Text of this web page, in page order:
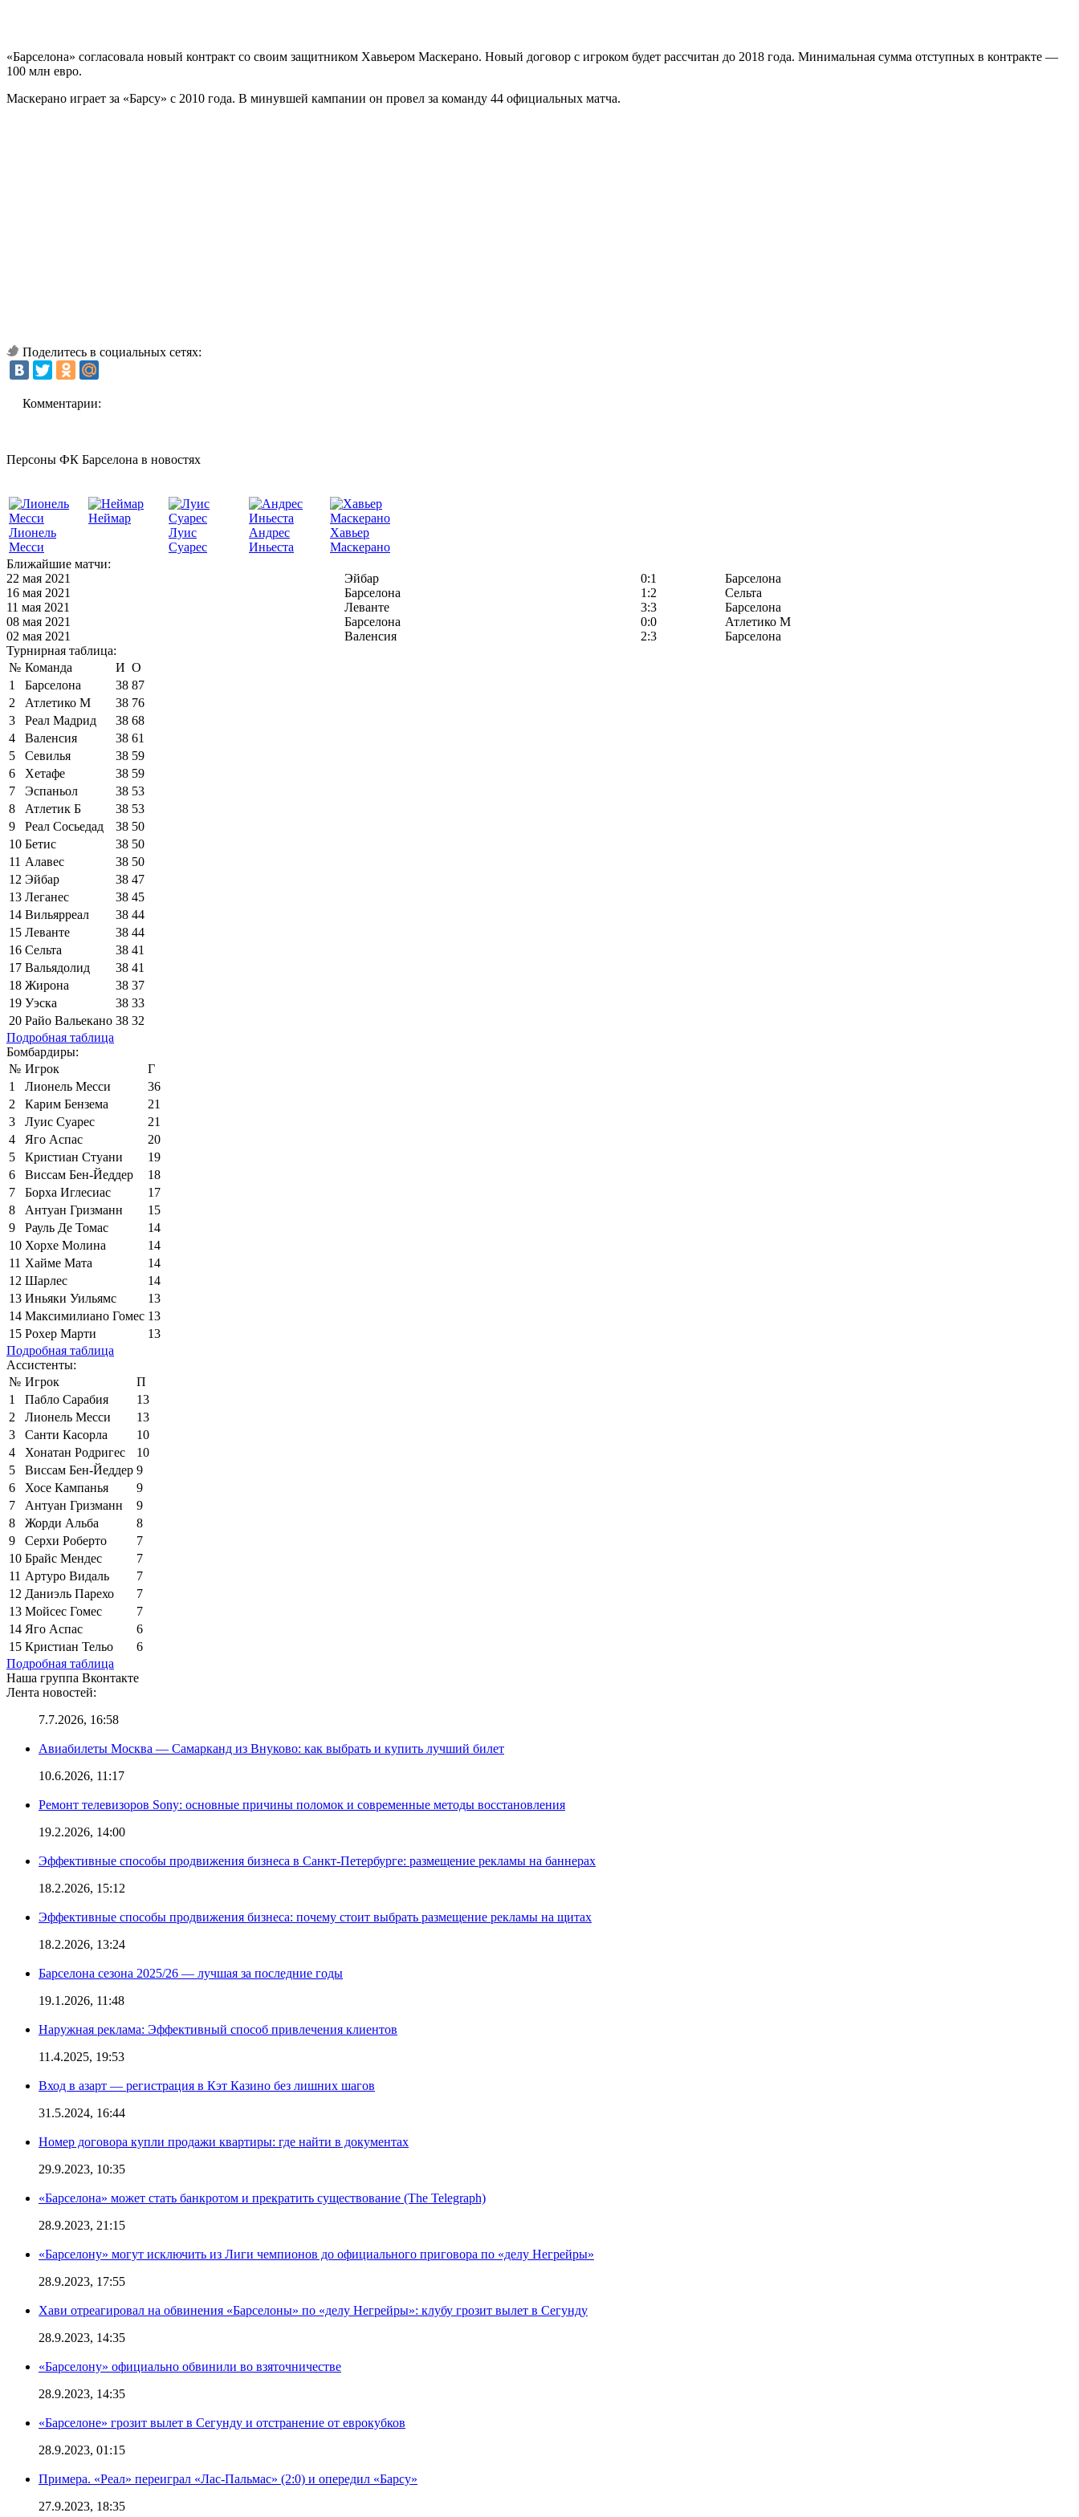
«Барселона» согласовала новый контракт со своим защитником Хавьером Маскерано. Новый договор с игроком будет рассчитан до 2018 года. Минимальная сумма отступных в контракте —
100 млн евро.
Маскерано играет за «Барсу» с 2010 года. В минувшей кампании он провел за команду 44 официальных матча.
Поделитесь в социальных сетях:
Комментарии:
Персоны ФК Барселона в новостях
Лионель
Месси
Неймар
Луис
Суарес
Андрес
Иньеста
Хавьер
Маскерано
Ближайшие матчи:
22 мая 2021
Эйбар 0:1
Барселона
16 мая 2021
Барселона 1:2
Сельта
11 мая 2021
Леванте 3:3
Барселона
08 мая 2021
Барселона 0:0
Атлетико М
02 мая 2021
Валенсия 2:3
Барселона
Турнирная таблица:
№ Команда И О
1
Барселона 38 87
2
Атлетико М 38 76
3
Реал Мадрид 38 68
4
Валенсия 38 61
5
Севилья 38 59
6
Хетафе 38 59
7
Эспаньол 38 53
8
Атлетик Б 38 53
9
Реал Сосьедад 38 50
10 Бетис 38 50
11 Алавес 38 50
12 Эйбар 38 47
13 Леганес 38 45
14 Вильярреал 38 44
15 Леванте 38 44
16 Сельта 38 41
17 Вальядолид 38 41
18 Жирона 38 37
19 Уэска 38 33
20 Райо Вальекано 38 32
Подробная таблица
Бомбардиры:
№ Игрок
Г
1
Лионель Месси
36
2
Карим Бензема
21
3
Луис Суарес
21
4
Яго Аспас
20
5
Кристиан Стуани
19
6
Виссам Бен-Йеддер
18
7
Борха Иглесиас
17
8
Антуан Гризманн
15
9
Рауль Де Томас
14
10 Хорхе Молина
14
11 Хайме Мата
14
12 Шарлес
14
13 Иньяки Уильямс
13
14 Максимилиано Гомес 13
15 Рохер Марти
13
Подробная таблица
Ассистенты:
№ Игрок
П
1
Пабло Сарабия
13
2
Лионель Месси
13
3
Санти Касорла
10
4
Хонатан Родригес
10
5
Виссам Бен-Йеддер 9
6
Хосе Кампанья
9
7
Антуан Гризманн
9
8
Жорди Альба
8
9
Серхи Роберто
7
10 Брайс Мендес
7
11 Артуро Видаль
7
12 Даниэль Парехо
7
13 Мойсес Гомес
7
14 Яго Аспас
6
15 Кристиан Тельо
6
Подробная таблица
Наша группа Вконтакте
Лента новостей:
7.7.2026, 16:58
Авиабилеты Москва — Самарканд из Внуково: как выбрать и купить лучший билет
10.6.2026, 11:17
Ремонт телевизоров Sony: основные причины поломок и современные методы восстановления
19.2.2026, 14:00
Эффективные способы продвижения бизнеса в Санкт-Петербурге: размещение рекламы на баннерах
18.2.2026, 15:12
Эффективные способы продвижения бизнеса: почему стоит выбрать размещение рекламы на щитах
18.2.2026, 13:24
Барселона сезона 2025/26 — лучшая за последние годы
19.1.2026, 11:48
Наружная реклама: Эффективный способ привлечения клиентов
11.4.2025, 19:53
Вход в азарт — регистрация в Кэт Казино без лишних шагов
31.5.2024, 16:44
Номер договора купли продажи квартиры: где найти в документах
29.9.2023, 10:35
«Барселона» может стать банкротом и прекратить существование (The Telegraph)
28.9.2023, 21:15
«Барселону» могут исключить из Лиги чемпионов до официального приговора по «делу Негрейры»
28.9.2023, 17:55
Хави отреагировал на обвинения «Барселоны» по «делу Негрейры»: клубу грозит вылет в Сегунду
28.9.2023, 14:35
«Барселону» официально обвинили во взяточничестве
28.9.2023, 14:35
«Барселоне» грозит вылет в Сегунду и отстранение от еврокубков
28.9.2023, 01:15
Примера. «Реал» переиграл «Лас-Пальмас» (2:0) и опередил «Барсу»
27.9.2023, 18:35